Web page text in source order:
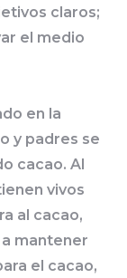
claros;
el medio
en la
y padres se
cacao. Al
vivos
al cacao,
a mantener
el cacao,